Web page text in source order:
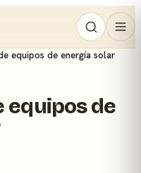
equipos de energía solar
equipos de